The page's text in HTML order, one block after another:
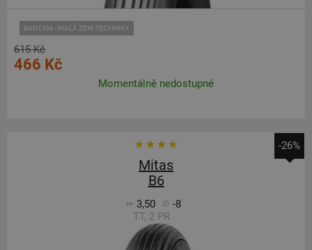
BANTAM - MALÁ ZEM.TECHNIKA
615 Kč
466 Kč
Momentálně nedostupné
-26%
Mitas
B6
3,50
-8
TT, 2 PR